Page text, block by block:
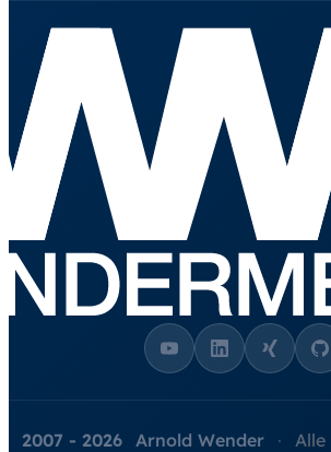
2007 - 2026 Arnold Wender ·